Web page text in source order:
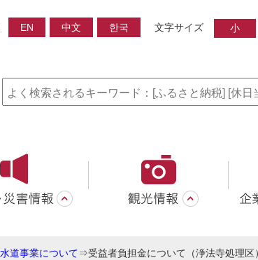
EN 中文 한국 文字サイズ 小
道事業について⇒受益者負担金について（浄法寺処理区）